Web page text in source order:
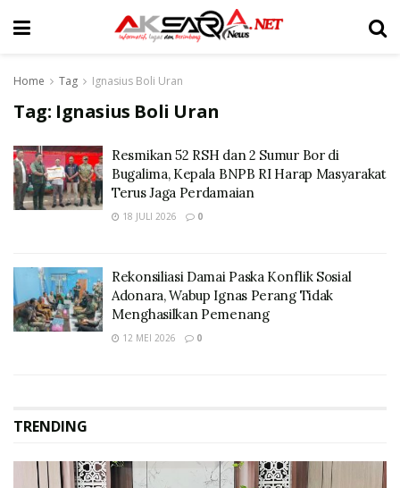
Home Tag Ignasius Boli Uran
Tag: Ignasius Boli Uran
Resmikan 52 RSH dan 2 Sumur Bor di
Bugalima, Kepala BNPB RI Harap Masyarakat
Terus Jaga Perdamaian
18 JULI 2026 0
Rekonsiliasi Damai Paska Konflik Sosial
Adonara, Wabup Ignas Perang Tidak
Menghasilkan Pemenang
12 MEI 2026 0
TRENDING